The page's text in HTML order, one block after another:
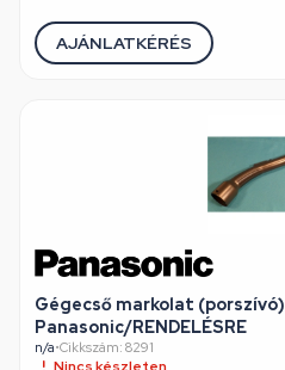
AJÁNLATKÉRÉS
Gégecső markolat (porszívó)
Panasonic/RENDELÉSRE
n/a•Cikkszám: 8291